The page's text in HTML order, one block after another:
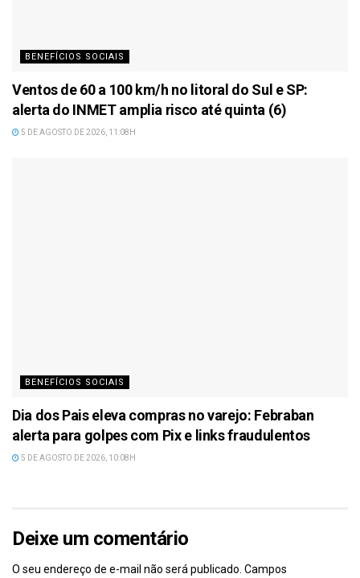
BENEFÍCIOS SOCIAIS
Ventos de 60 a 100 km/h no litoral do Sul e SP:
alerta do INMET amplia risco até quinta (6)
5 DE AGOSTO DE 2026, 11:08H
BENEFÍCIOS SOCIAIS
Dia dos Pais eleva compras no varejo: Febraban
alerta para golpes com Pix e links fraudulentos
5 DE AGOSTO DE 2026, 10:08H
Deixe um comentário
O seu endereço de e-mail não será publicado. Campos